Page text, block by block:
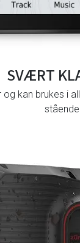
SVÆRT
kan brukes i